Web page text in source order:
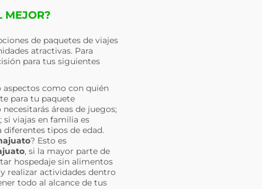
MEJOR?
de paquetes de viajes
atractivas. Para
para tus siguientes
aspectos como con quién
para tu paquete
áreas de juegos;
si viajas en familia es
tipos de edad.
? Esto es
, si la mayor parte de
hospedaje sin alimentos
realizar actividades dentro
todo al alcance de tus